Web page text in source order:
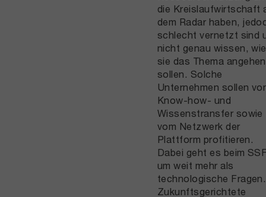
die Kreislaufwirtschaft
dem Radar haben,
schlecht vernetzt sind
nicht genau wissen, wie
sie das Thema angehen
sollen. Solche
Unternehmen sollen
Know-how- und
Wissenstransfer sowie
vom Netzwerk der
Plattform profitieren.
Dabei geht es beim
um weit mehr als
technologische Fragen.
Zukunftsgerichtete